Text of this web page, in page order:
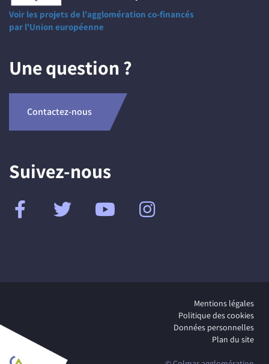
Voir les projets de l'agglomération co-financés
par l'Union européenne
Une question ?
Contactez-nous
Suivez-nous
Mentions légales
Politique des cookies
Données personnelles
Plan du site